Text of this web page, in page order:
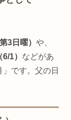
3日曜） や、
1） などがあ
です。父の日